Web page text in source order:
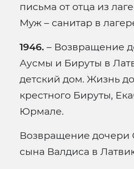
письма от отца из
Муж – санитар в
1946. – Возвращение
Аусмы и Бируты в
детский дом. Жизнь
крестного Бируты,
Юрмале.
Возвращение дочери
сына Валдиса в